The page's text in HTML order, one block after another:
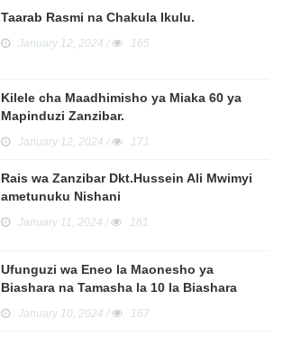
Viongozi Wakuu wa Serikali
Taarab Rasmi na Chakula Ikulu.
January 12, 2024 / 165
Kilele cha Maadhimisho ya Miaka 60 ya
Mapinduzi Zanzibar.
January 12, 2024 / 171
Rais wa Zanzibar Dkt.Hussein Ali Mwimyi
ametunuku Nishani
January 11, 2024 / 161
Ufunguzi wa Eneo la Maonesho ya
Biashara na Tamasha la 10 la Biashara
January 10, 2024 / 167